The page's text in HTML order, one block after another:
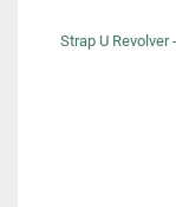
Strap U